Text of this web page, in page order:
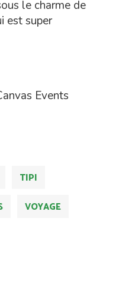
le charme de
est super
Events
TIPI
VOYAGE